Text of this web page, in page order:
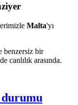
Malta'yı
benzersiz bir
canlılık arasında.
durumu